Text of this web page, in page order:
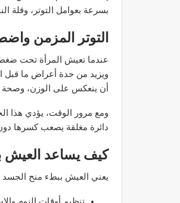
بسرعة بعوامل التوتر، وقلة
التوتر المزمن
عندما تعيش المرأة تحت ضغط
ويزيد من حدة أعراض ما قبل
أن ينعكس على الوزن، وصحة
ومع مرور الوقت، يؤدي هذا
دائرة مغلقة يصعب كسرها
كيف يساعد العيش
يعني العيش ببطء منح الجسد